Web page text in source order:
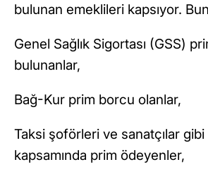
bulunan emeklileri kapsıyor.
Genel Sağlık Sigortası (GSS)
bulunanlar,
Bağ-Kur prim borcu olanlar,
Taksi şoförleri ve sanatçılar
kapsamında prim ödeyenler,